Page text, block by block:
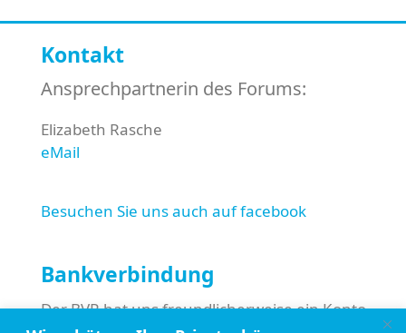
Kontakt
Ansprechpartnerin des Forums:
Elizabeth Rasche
eMail
Besuchen Sie uns auch auf facebook
Bankverbindung
Der BVR hat uns freundlicherweise ein Konto